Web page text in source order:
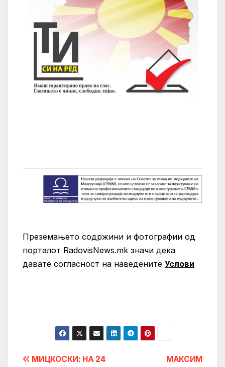
Преземањето содржини и фотографии од
порталот RadovisNews.mk значи дека
давате согласност на нaведените Услови
Post
МАКСИМ
МИЦКОСКИ: НА 24